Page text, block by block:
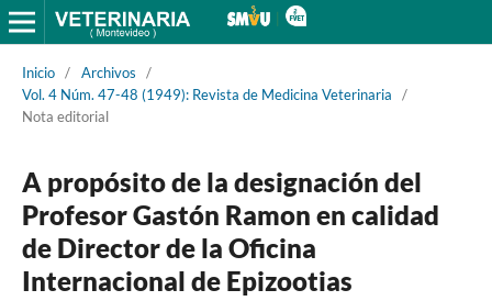
Inicio / Archivos
/
Vol. 4 Núm. 47-48 (1949): Revista de Medicina Veterinaria
/
Nota editorial
A propósito de la designación del
Profesor Gastón Ramon en calidad
de Director de la Oficina
Internacional de Epizootias